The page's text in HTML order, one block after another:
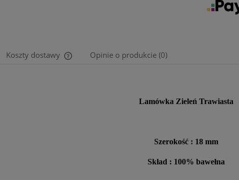
Koszty dostawy Opinie o produkcie (0)
Lamówka Zieleń Trawiasta
Szerokość : 18 mm
Skład : 100% bawełna